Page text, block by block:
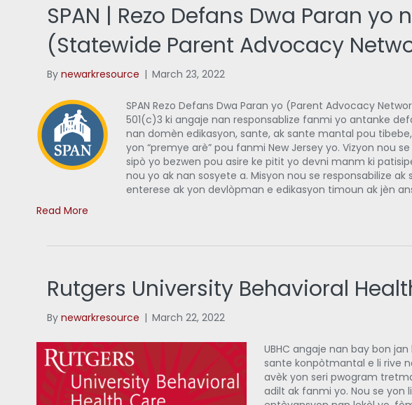
SPAN | Rezo Defans Dwa Paran yo
(Statewide Parent Advocacy
Bynewarkresource | March 23, 2022
SPAN Rezo Defans Dwa Paran yo (Parent Advocacy
501(c)3 ki angaje nan responsablize fanmi yo antanke
nan domèn edikasyon, sante, ak sante mantal pou
yon “premye arè” pou fanmi New Jersey yo. Vizyon nou
sipò yo bezwen pou asire ke pitit yo devni manm ki
nou yo ak nan sosyete a. Misyon nou se responsabilize
enterese ak yon devlòpman e edikasyon timoun ak jèn
Read More
Rutgers University Behavioral
Bynewarkresource | March 22, 2022
UBHC angaje nan bay bon
sante konpòtmantal e li rive
avèk yon seri pwogram
adilt ak fanmi yo. Nou se yon